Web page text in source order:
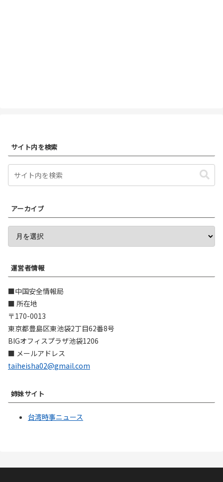
サイト内を検索
アーカイブ
運営者情報
■中国安全情報局
■ 所在地
〒170-0013
東京都豊島区東池袋2丁目62番8号
BIGオフィスプラザ池袋1206
■ メールアドレス
taiheisha02@gmail.com
姉妹サイト
台湾時事ニュース